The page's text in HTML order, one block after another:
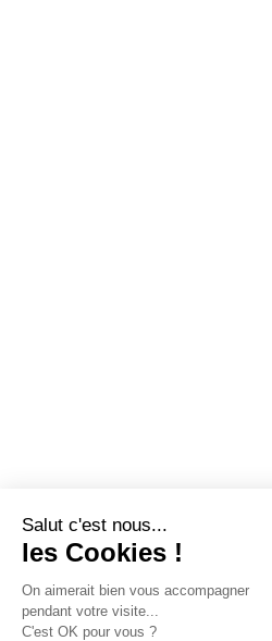
Salut c'est nous...
les Cookies !
On aimerait bien vous accompagner
pendant votre visite...
C'est OK pour vous ?